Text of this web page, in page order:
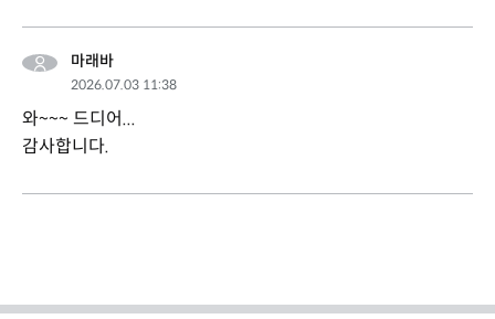
마래바
2026.07.03 11:38
와~~~ 드디어...
감사합니다.